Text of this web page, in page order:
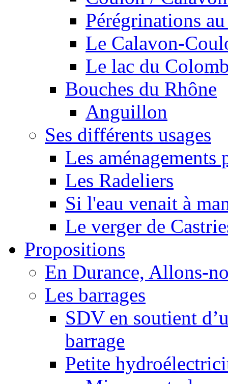
Pérégrinations
Le Calavon-
Le lac du
Bouches du Rhône
Anguillon
Ses différents usages
Les
Les Radeliers
Si l'eau venait à
Le verger de
Propositions
En Durance, Allons-
Les barrages
SDV en soutient
barrage
Petite